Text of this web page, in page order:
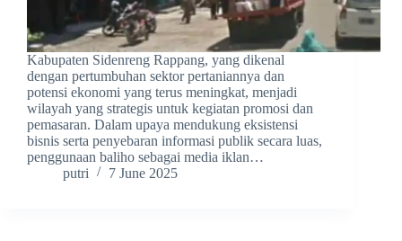
Kabupaten Sidenreng Rappang, yang dikenal
dengan pertumbuhan sektor pertaniannya dan
potensi ekonomi yang terus meningkat, menjadi
wilayah yang strategis untuk kegiatan promosi dan
pemasaran. Dalam upaya mendukung eksistensi
bisnis serta penyebaran informasi publik secara luas,
penggunaan baliho sebagai media iklan…
putri
7 June 2025